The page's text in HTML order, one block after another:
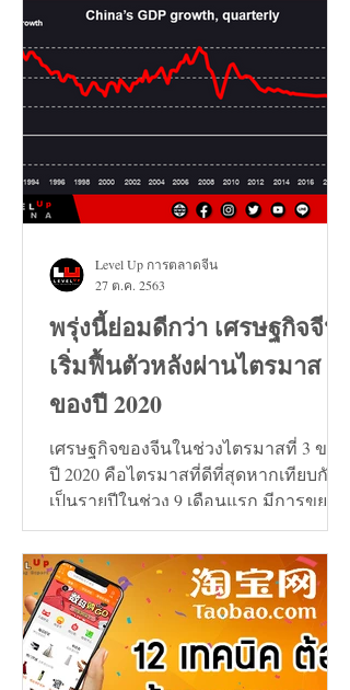
พรุ่งนี้ย่อมดีกว่า เศรษฐกิจจีน
เริ่มฟื้นตัวหลังผ่านไตรมาส 3
ของปี 2020
เศรษฐกิจของจีนในช่วงไตรมาสที่ 3 ของ
ปี 2020 คือไตรมาสที่ดีที่สุดหากเทียบกัน
เป็นรายปีในช่วง 9 เดือนแรก มีการขยาย
ตัวเพิ่มขึ้น 0.7%
Level Up การตลาดจีน
27 ต.ค. 2563